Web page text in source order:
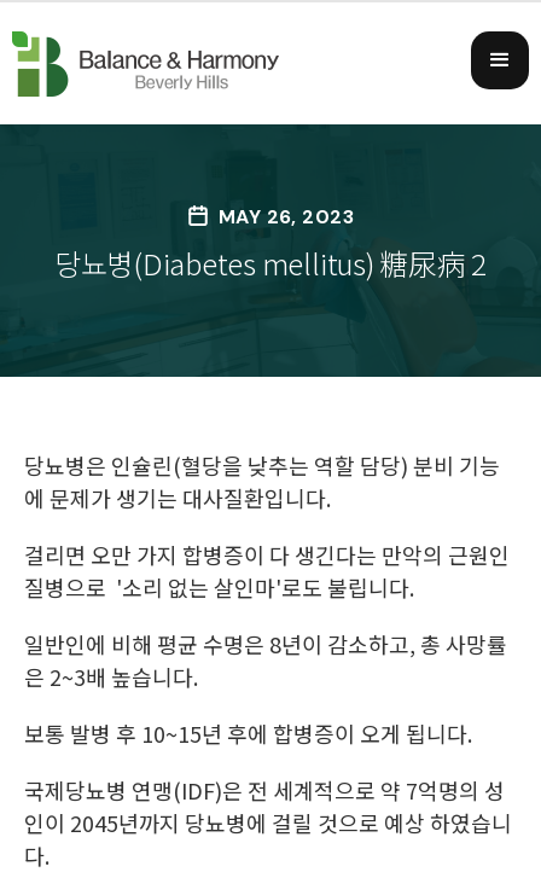
note:
website
system.
MAY 26, 2023
당뇨병(Diabetes mellitus) 糖尿病 2
당뇨병은 인슐린(혈당을 낮추는 역할 담당) 분비 기능
에 문제가 생기는 대사질환입니다.
걸리면 오만 가지 합병증이 다 생긴다는 만악의 근원인
질병으로 '소리 없는 살인마'로도 불립니다.
일반인에 비해 평균 수명은 8년이 감소하고, 총 사망률
은 2~3배 높습니다.
보통 발병 후 10~15년 후에 합병증이 오게 됩니다.
국제당뇨병 연맹(IDF)은 전 세계적으로 약 7억명의 성
인이 2045년까지 당뇨병에 걸릴 것으로 예상 하였습니
다.